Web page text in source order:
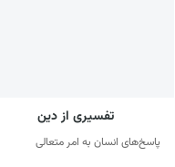
تفسیری از دین
پاسخ‌های انسان به امر متعالی